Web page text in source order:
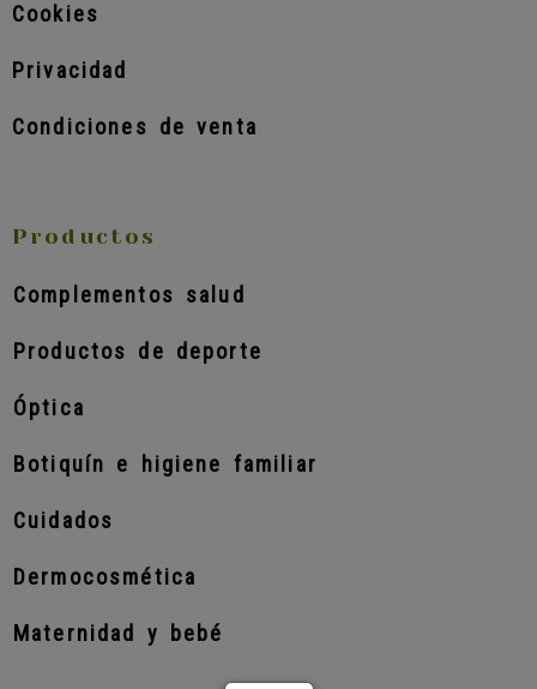
Cookies
Privacidad
Condiciones de venta
Productos
Complementos salud
Productos de deporte
Óptica
Botiquín e higiene familiar
Cuidados
Dermocosmética
Maternidad y bebé